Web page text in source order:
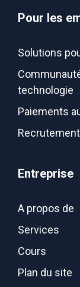
Pour les
Solutions
technologie
Paiements
Entreprise
A propos de
Services
Cours
Plan du site